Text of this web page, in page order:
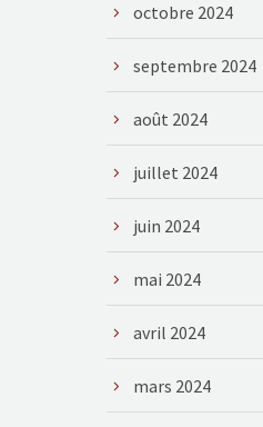
octobre 2024
septembre 2024
août 2024
juillet 2024
juin 2024
mai 2024
avril 2024
mars 2024